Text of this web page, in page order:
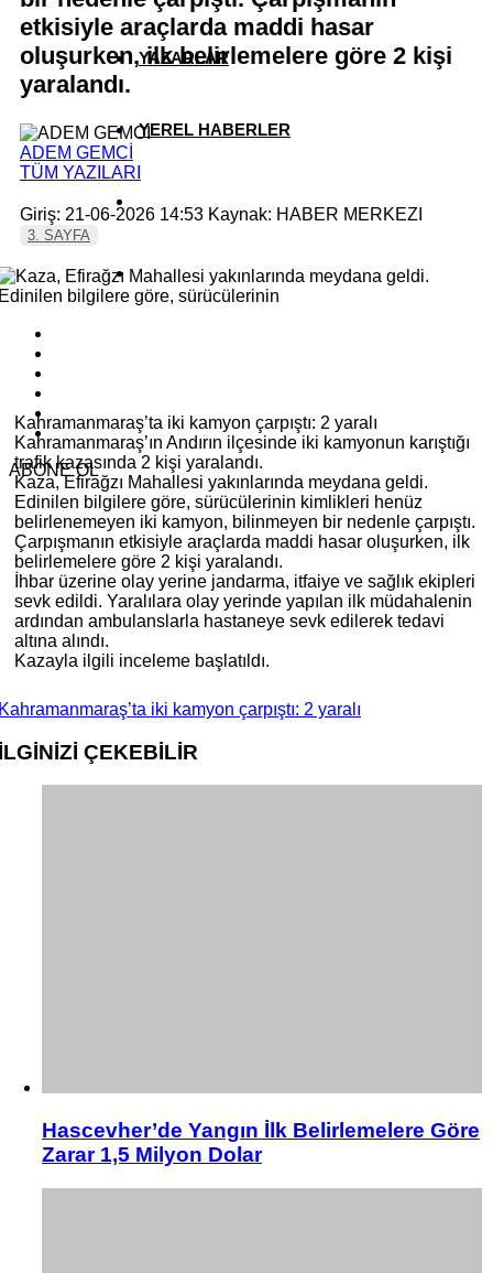
YAZARLAR
YEREL HABERLER
etkisiyle araçlarda maddi hasar
oluşurken, ilk belirlemelere göre 2 kişi
yaralandı.
ADEM GEMCİ
TÜM YAZILARI
Giriş: 21-06-2026 14:53 Kaynak: HABER MERKEZI
3. SAYFA
ABONE OL
Kahramanmaraş’ta iki kamyon çarpıştı: 2 yaralı
Kahramanmaraş’ın Andırın ilçesinde iki kamyonun karıştığı
trafik kazasında 2 kişi yaralandı.
Kaza, Efirağzı Mahallesi yakınlarında meydana geldi.
Edinilen bilgilere göre, sürücülerinin kimlikleri henüz
belirlenemeyen iki kamyon, bilinmeyen bir nedenle çarpıştı.
Çarpışmanın etkisiyle araçlarda maddi hasar oluşurken, ilk
belirlemelere göre 2 kişi yaralandı.
İhbar üzerine olay yerine jandarma, itfaiye ve sağlık ekipleri
sevk edildi. Yaralılara olay yerinde yapılan ilk müdahalenin
ardından ambulanslarla hastaneye sevk edilerek tedavi
altına alındı.
Kazayla ilgili inceleme başlatıldı.
iki kamyon çarpıştı: 2 yaralı
ÇEKEBİLİR
Hascevher’de Yangın İlk Belirlemelere Göre
Zarar 1,5 Milyon Dolar